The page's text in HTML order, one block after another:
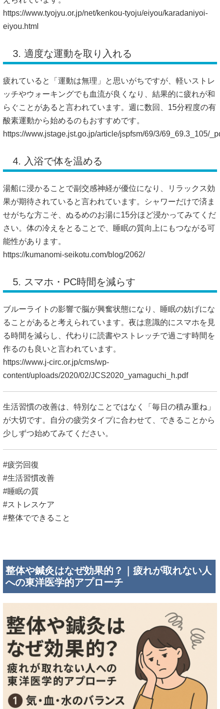
https://www.tyojyu.or.jp/net/kenkou-tyoju/eiyou/karadaniyoi-
eiyou.html
3. 適度な運動を取り入れる
疲れていると「運動は無理」と思いがちですが、軽いストレ
ッチやウォーキングでも血流が良くなり、結果的に疲れが和
らぐことがあると言われています。週に数回、15分程度の有
酸素運動から始めるのもおすすめです。
https://www.jstage.jst.go.jp/article/jspfsm/69/3/69_69.3_105/
4. 入浴で体を温める
湯船に浸かることで副交感神経が優位になり、リラックス効
果が期待されていると言われています。シャワーだけで済ま
せがちな方こそ、ぬるめのお湯に15分ほど浸かってみてくだ
さい。体の冷えをとることで、睡眠の質向上にもつながる可
能性があります。
https://kumanomi-seikotu.com/blog/2062/
5. スマホ・PC時間を減らす
ブルーライトの影響で脳が興奮状態になり、睡眠の妨げにな
ることがあると考えられています。夜は意識的にスマホを見
る時間を減らし、代わりに読書やストレッチで過ごす時間を
作るのも良いと言われています。
https://www.j-circ.or.jp/cms/wp-
content/uploads/2020/02/JCS2020_yamaguchi_h.pdf
生活習慣の改善は、特別なことではなく「毎日の積み重ね」
が大切です。自分の疲労タイプに合わせて、できることから
少しずつ始めてみてください。
#疲労回復
#生活習慣改善
#睡眠の質
#ストレスケア
#整体でできること
整体や鍼灸はなぜ効果的？｜疲れが取れない人
への東洋医学的アプローチ